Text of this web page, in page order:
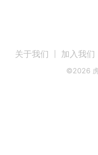
关于我们 加入我们
©2026